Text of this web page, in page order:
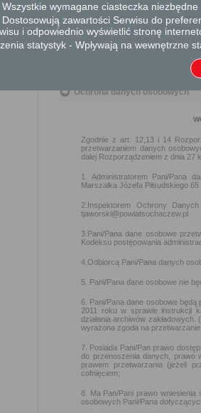
Podstawa prawna
Ustawa z dnia 17
Rozporządzenie
geodezyjnych,
Ochrona danych osobowych
Zgodnie z art. 12,13 i 14
przetwarzaniem danych
dalej Rozporządzeniem z dnia 27
1. Administratorem Pani/Pana
Marszałka Józefa Piłsudskiego 65
2.Inspektorem Ochrony
tjaworski@powiatsochaczew.pl
3.Pani/Pana dane osobowe
Kodeksu postępowania
4.Odbiorcą Pani/Pana danych
5. Pani/Pana dane osobowe nie
6. Pani/Pana dane osobowe
2011 roku w sprawie instrukcji
działania archiwów
wyrażona zgoda na
7. Posiada Pani/Pan prawo
do przenoszenia danych, prawo
prawem przetwarzania (jeżeli
cofnięciem;
8. Ma Pan/Pani prawo
osobowych Pani/Pana
wymagane ciasteczka
Dostosowują zawartości Serwisu do
i odpowiednio wyświetlić stronę
statystyk - Wpływają na wewnętrzne